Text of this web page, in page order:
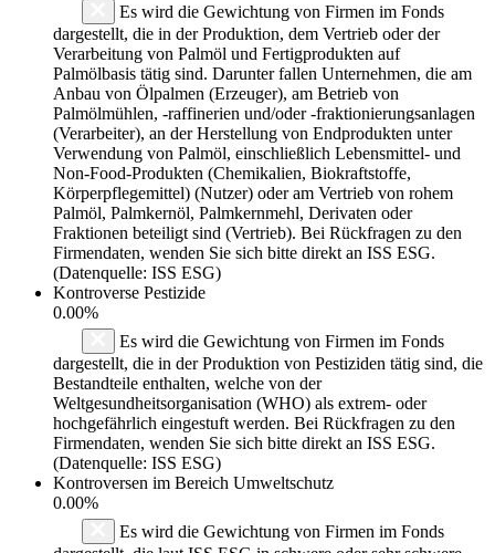
Es wird die Gewichtung von Firmen im Fonds
dargestellt, die in der Produktion, dem Vertrieb oder der
Verarbeitung von Palmöl und Fertigprodukten auf
Palmölbasis tätig sind. Darunter fallen Unternehmen, die am
Anbau von Ölpalmen (Erzeuger), am Betrieb von
Palmölmühlen, -raffinerien und/oder -fraktionierungsanlagen
(Verarbeiter), an der Herstellung von Endprodukten unter
Verwendung von Palmöl, einschließlich Lebensmittel- und
Non-Food-Produkten (Chemikalien, Biokraftstoffe,
Körperpflegemittel) (Nutzer) oder am Vertrieb von rohem
Palmöl, Palmkernöl, Palmkernmehl, Derivaten oder
Fraktionen beteiligt sind (Vertrieb). Bei Rückfragen zu den
Firmendaten, wenden Sie sich bitte direkt an ISS ESG.
(Datenquelle: ISS ESG)
Kontroverse Pestizide
0.00%
Es wird die Gewichtung von Firmen im Fonds
dargestellt, die in der Produktion von Pestiziden tätig sind, die
Bestandteile enthalten, welche von der
Weltgesundheitsorganisation (WHO) als extrem- oder
hochgefährlich eingestuft werden. Bei Rückfragen zu den
Firmendaten, wenden Sie sich bitte direkt an ISS ESG.
(Datenquelle: ISS ESG)
Kontroversen im Bereich Umweltschutz
0.00%
Es wird die Gewichtung von Firmen im Fonds